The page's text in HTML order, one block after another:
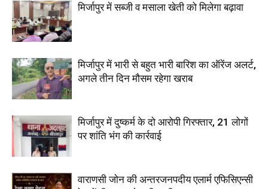
मिर्जापुर में सब्जी व मसाला खेती को मिलेगा बढ़ावा
मिर्जापुर में भारी से बहुत भारी बारिश का ऑरेंज अलर्ट,
अगले तीन दिन मौसम रहेगा खराब
मिर्जापुर में दुष्कर्म के दो आरोपी गिरफ्तार, 21 लोगों
पर शांति भंग की कार्रवाई
वाराणसी जोन की अन्तरजनपदीय एलार्म एफिसिएन्सी